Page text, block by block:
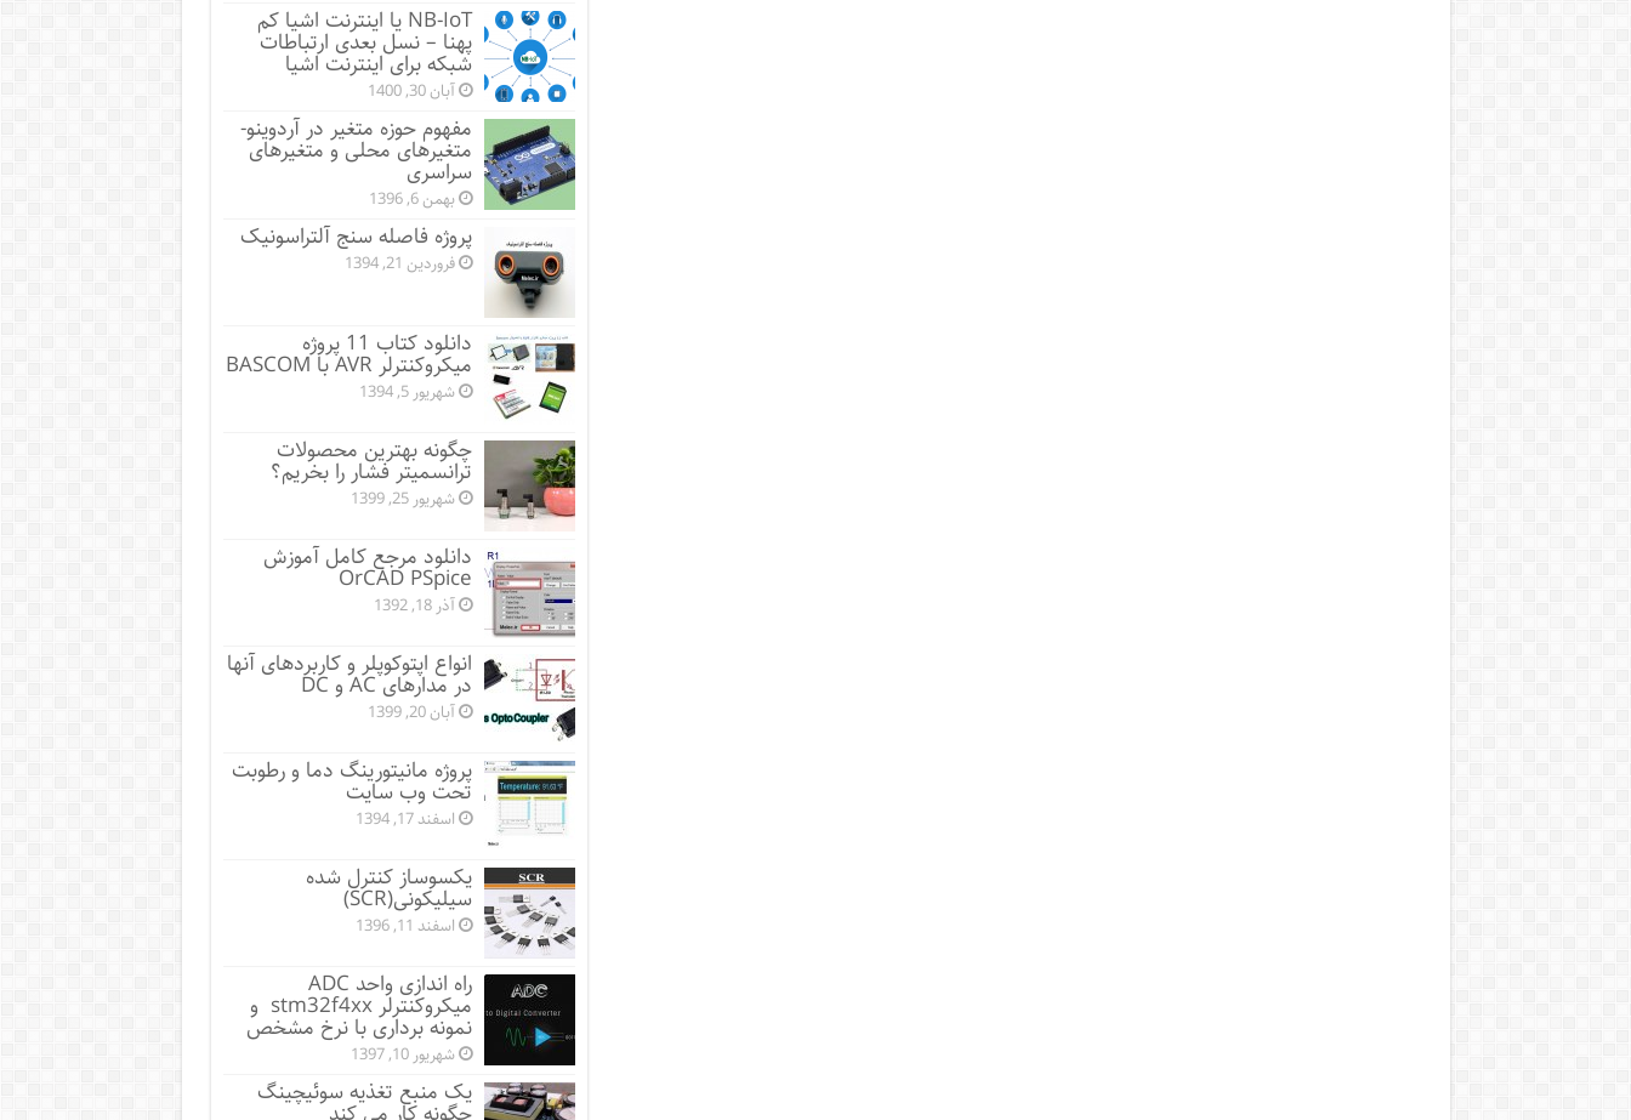
NB-IoT یا اینترنت اشیا کم
پهنا – نسل بعدی ارتباطات
شبکه برای اینترنت اشیا
آبان 30, 1400
مفهوم حوزه متغیر در آردوینو-
متغیرهای محلی و متغیرهای
سراسری
بهمن 6, 1396
پروژه فاصله سنج آلتراسونیک
فروردین 21, 1394
دانلود کتاب 11 پروژه
میکروکنترلر AVR با BASCOM
شهریور 5, 1394
چگونه بهترین محصولات
ترانسمیتر فشار را بخریم؟
شهریور 25, 1399
دانلود مرجع کامل آموزش
OrCAD PSpice
آذر 18, 1392
انواع اپتوکوپلر و کاربردهای آنها
در مدارهای AC و DC
آبان 20, 1399
پروژه مانيتورينگ دما و رطوبت
تحت وب سایت
اسفند 17, 1394
یکسوساز کنترل شده
سیلیکونی(SCR)
اسفند 11, 1396
راه اندازی واحد ADC
میکروکنترلر stm32f4xx و
نمونه برداری با نرخ مشخص
شهریور 10, 1397
یک منبع تغذیه سوئیچینگ